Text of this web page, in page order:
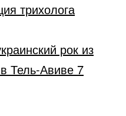
трихолога
рок из
Тель-Авиве 7